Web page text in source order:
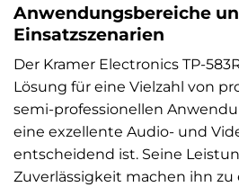
Anwendungsbereiche
Einsatzszenarien
Der Kramer Electronics TP-
Lösung für eine Vielzahl von
semi-professionellen
eine exzellente Audio- und
entscheidend ist. Seine
Zuverlässigkeit machen ihn zu